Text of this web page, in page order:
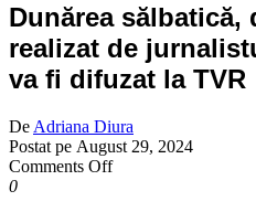
Dunărea sălbatică,
realizat de
va fi difuzat la TVR
De Adriana Diura
Postat pe August 29, 2024
Comments Offon
0